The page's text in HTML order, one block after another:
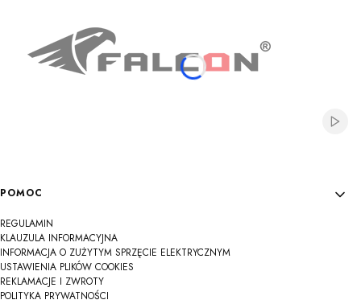
Linki w stopce
POMOC
REGULAMIN
KLAUZULA INFORMACYJNA
INFORMACJA O ZUŻYTYM SPRZĘCIE ELEKTRYCZNYM
USTAWIENIA PLIKÓW COOKIES
REKLAMACJE I ZWROTY
POLITYKA PRYWATNOŚCI